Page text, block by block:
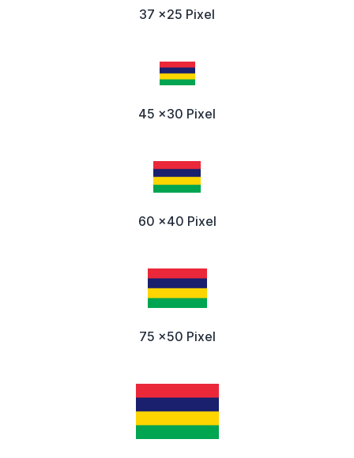
37 x25 Pixel
45 x30 Pixel
60 x40 Pixel
75 x50 Pixel